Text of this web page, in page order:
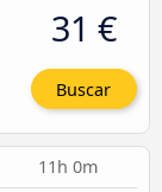
31 €
Buscar
11h 0m